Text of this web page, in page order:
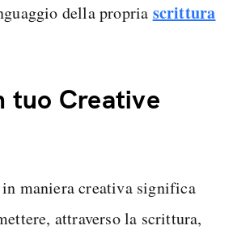
della propria scrittura
tuo Creative
in maniera creativa significa
attraverso la scrittura,